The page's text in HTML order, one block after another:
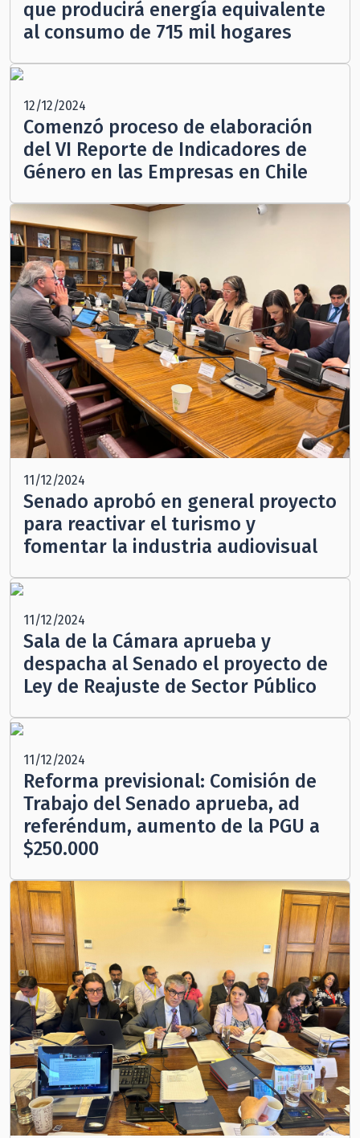
que producirá energía equivalente
al consumo de 715 mil hogares
12/12/2024
Comenzó proceso de elaboración
del VI Reporte de Indicadores de
Género en las Empresas en Chile
11/12/2024
Senado aprobó en general proyecto
para reactivar el turismo y
fomentar la industria audiovisual
11/12/2024
Sala de la Cámara aprueba y
despacha al Senado el proyecto de
Ley de Reajuste de Sector Público
11/12/2024
Reforma previsional: Comisión de
Trabajo del Senado aprueba, ad
referéndum, aumento de la PGU a
$250.000